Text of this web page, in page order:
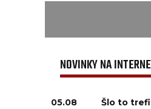
NOVINKY NA
05.08 Šlo to